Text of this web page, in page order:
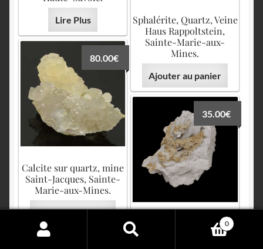
Lire Plus
Sphalérite, Quartz, Veine
Haus Rappoltstein,
Sainte-Marie-aux-
Mines.
Ajouter au panier
Calcite sur quartz, mine
Saint-Jacques, Sainte-
Marie-aux-Mines.
80.00€
Ajouter au panier
Baryte et Quartz, Tunnel
des Chavants, Les
35.00€
Search
0